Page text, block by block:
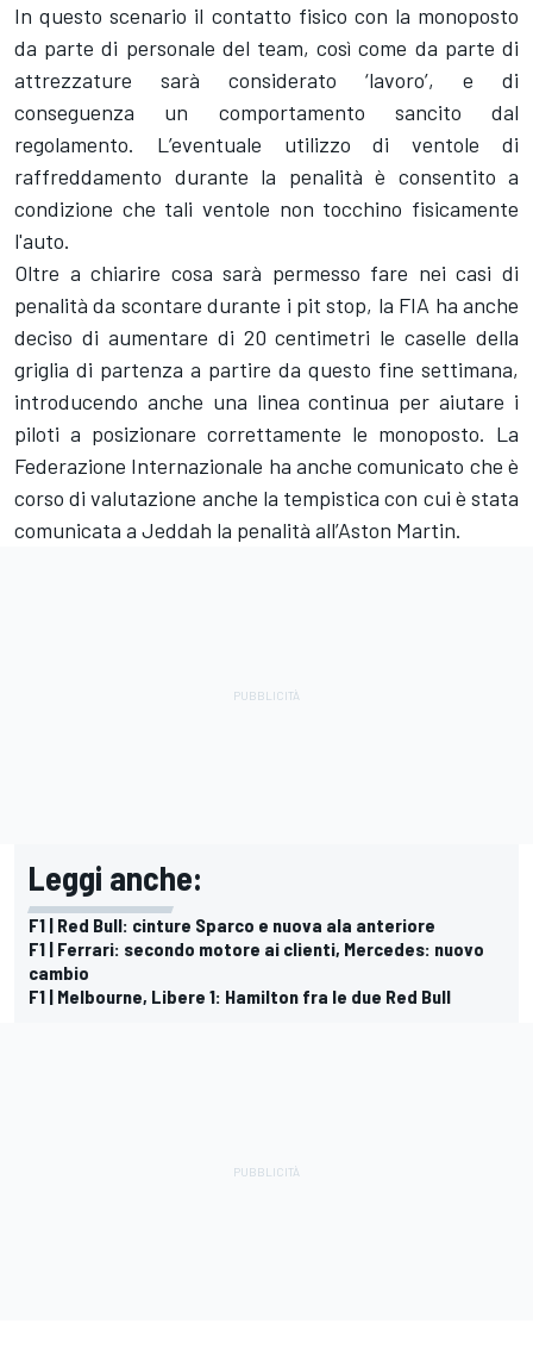
In questo scenario il contatto fisico con la monoposto
da parte di personale del team, così come da parte di
attrezzature sarà considerato ‘lavoro’, e di
conseguenza un comportamento sancito dal
regolamento. L’eventuale utilizzo di ventole di
raffreddamento durante la penalità è consentito a
condizione che tali ventole non tocchino fisicamente
l'auto.
Oltre a chiarire cosa sarà permesso fare nei casi di
penalità da scontare durante i pit stop, la FIA ha anche
deciso di aumentare di 20 centimetri le caselle della
griglia di partenza a partire da questo fine settimana,
introducendo anche una linea continua per aiutare i
piloti a posizionare correttamente le monoposto. La
Federazione Internazionale ha anche comunicato che è
corso di valutazione anche la tempistica con cui è stata
comunicata a Jeddah la penalità all’Aston Martin.
Leggi anche:
F1 | Red Bull: cinture Sparco e nuova ala anteriore
F1 | Ferrari: secondo motore ai clienti, Mercedes: nuovo
cambio
F1 | Melbourne, Libere 1: Hamilton fra le due Red Bull